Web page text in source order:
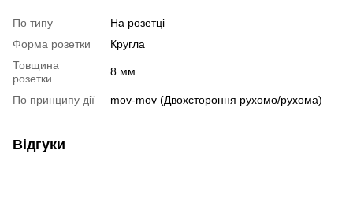
По типу
На розетці
Форма розетки
Кругла
Товщина
розетки
8 мм
По принципу дії mov-mov (Двохстороння рухомо/рухома)
Відгуки